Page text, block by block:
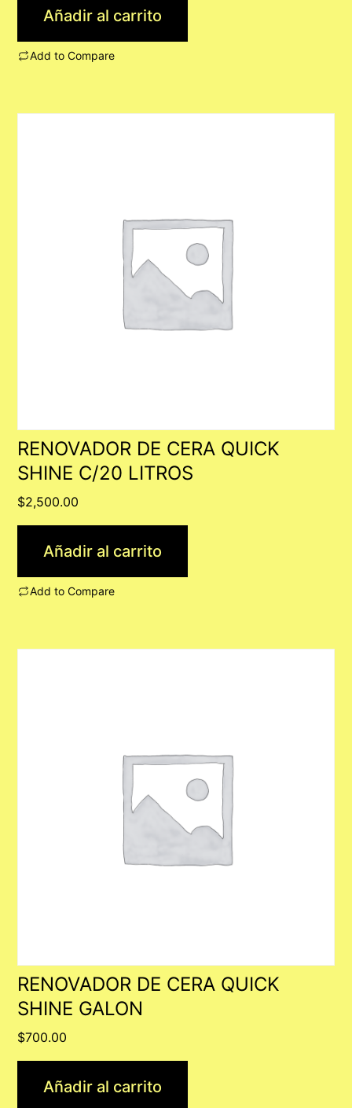
Añadir al carrito
Add to Compare
RENOVADOR DE CERA QUICK
SHINE C/20 LITROS
$2,500.00
Añadir al carrito
Add to Compare
RENOVADOR DE CERA QUICK
SHINE GALON
$700.00
Añadir al carrito